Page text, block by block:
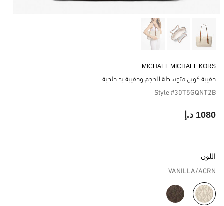
MICHAEL MICHAEL KORS
حقيبة كوين متوسطة الحجم وحقيبة يد جلدية
Style #30T5GQNT2B
1080 د.إ
اللون
VANILLA/ACRN
مختار